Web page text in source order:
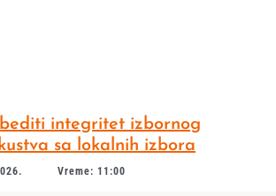
integritet izbornog
sa lokalnih izbora
Vreme: 11:00